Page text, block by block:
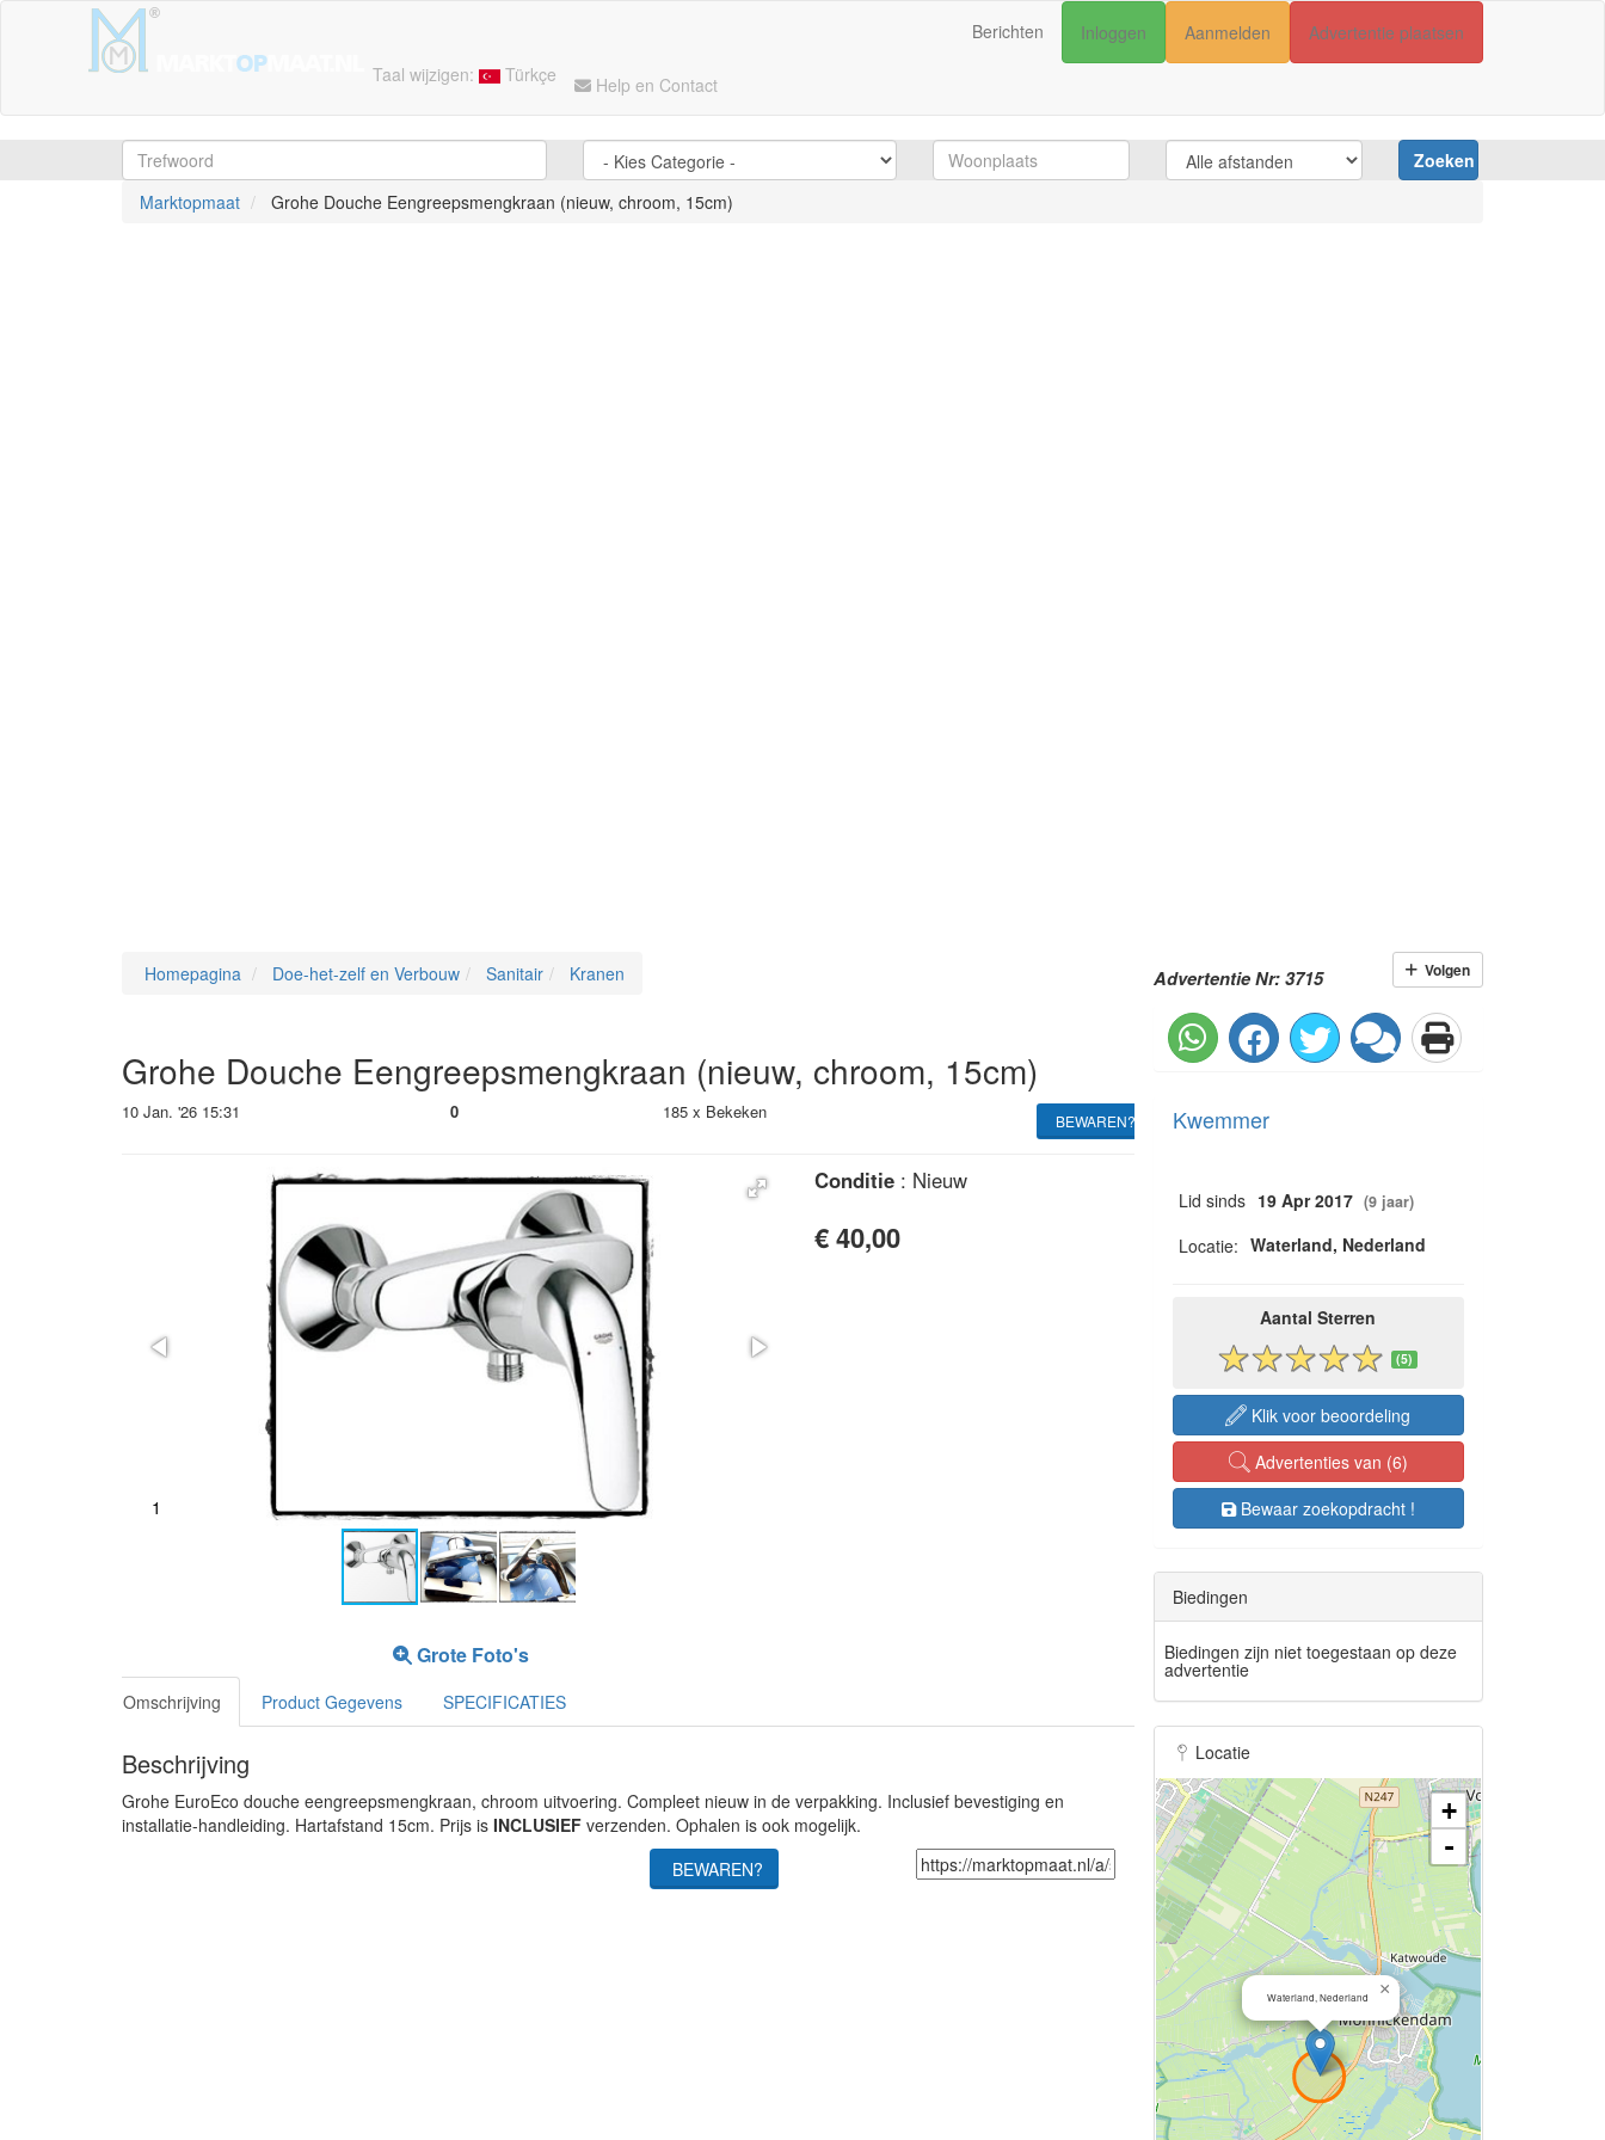
Taal wijzigen: Türkçe Help en Contact
Berichten Inloggen Aanmelden Advertentie plaatsen
Zoeken
Marktopmaat
Grohe Douche Eengreepsmengkraan (nieuw, chroom, 15cm)
Homepagina Doe-het-zelf en Verbouw Sanitair Kranen
Grohe Douche Eengreepsmengkraan (nieuw, chroom, 15cm)
10 Jan. '26 15:31 0 185 x Bekeken BEWAREN?
12
Grote Foto's
Conditie: Nieuw
€ 40,00
Omschrijving Product Gegevens SPECIFICATIES
Beschrijving
Grohe EuroEco douche eengreepsmengkraan, chroom uitvoering. Compleet nieuw in de verpakking. Inclusief bevestiging en
installatie-handleiding. Hartafstand 15cm. Prijs is INCLUSIEF verzenden. Ophalen is ook mogelijk.
BEWAREN?
Advertentie Nr: 3715 Volgen
Kwemmer
Lid sinds 19 Apr 2017 (9 jaar)
Locatie: Waterland, Nederland
Aantal Sterren
(5)
Klik voor beoordeling
Advertenties van (6)
Bewaar zoekopdracht !
Biedingen
Biedingen zijn niet toegestaan op deze
advertentie
Locatie
Waterland, Nederland ×
+
-